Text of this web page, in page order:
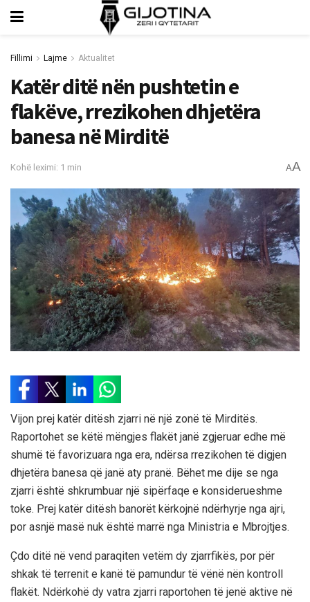
Fillimi Lajme Aktualitet
Katër ditë nën pushtetin e
flakëve, rrezikohen dhjetëra
banesa në Mirditë
Kohë leximi: 1 min AA
Vijon prej katër ditësh zjarri në një zonë të Mirditës.
Raportohet se këtë mëngjes flakët janë zgjeruar edhe më
shumë të favorizuara nga era, ndërsa rrezikohen të digjen
dhjetëra banesa që janë aty pranë. Bëhet me dije se nga
zjarri është shkrumbuar një sipërfaqe e konsiderueshme
toke. Prej katër ditësh banorët kërkojnë ndërhyrje nga ajri,
por asnjë masë nuk është marrë nga Ministria e Mbrojtjes.
Çdo ditë në vend paraqiten vetëm dy zjarrfikës, por për
shkak të terrenit e kanë të pamundur të vënë nën kontroll
flakët. Ndërkohë dy vatra zjarri raportohen të jenë aktive në